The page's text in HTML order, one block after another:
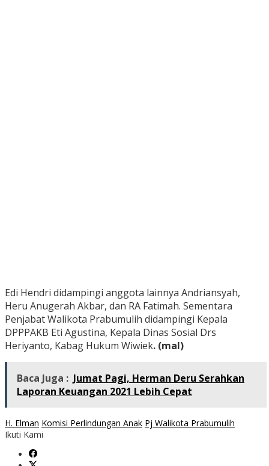
Edi Hendri didampingi anggota lainnya Andriansyah,
Heru Anugerah Akbar, dan RA Fatimah. Sementara
Penjabat Walikota Prabumulih didampingi Kepala
DPPPAKB Eti Agustina, Kepala Dinas Sosial Drs
Heriyanto, Kabag Hukum Wiwiek. (mal)
Baca Juga : Jumat Pagi, Herman Deru Serahkan
Laporan Keuangan 2021 Lebih Cepat
H. Elman Komisi Perlindungan Anak Pj Walikota Prabumulih
Ikuti Kami